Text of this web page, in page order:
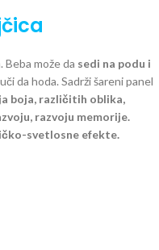
Beba može da sedi na podu i
da hoda. Sadrži šareni panel
boja, različitih oblika,
razvoju memorije.
svetlosne efekte.